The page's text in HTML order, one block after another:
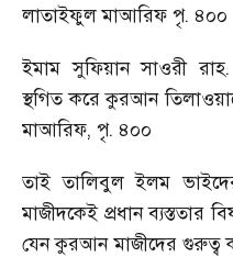
লাতাইফুল মাআরিফ পৃ. ৪০০
ইমাম সুফিয়ান সাওরী
স্থগিত করে কুরআন
মাআরিফ, পৃ. ৪০০
তাই তালিবুল ইলম
মাজীদকেই প্রধান ব্যস্ততার
যেন কুরআন মাজীদের গুরুত্ব